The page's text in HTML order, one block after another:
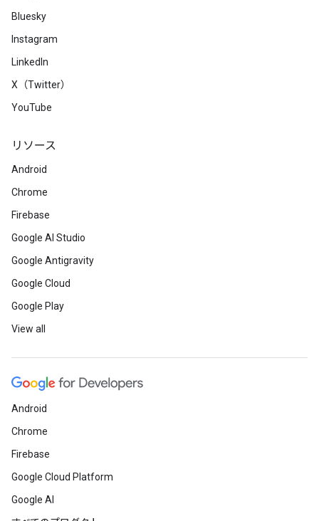
Bluesky
Instagram
LinkedIn
X（Twitter）
YouTube
リソース
Android
Chrome
Firebase
Google AI Studio
Google Antigravity
Google Cloud
Google Play
View all
Android
Chrome
Firebase
Google Cloud Platform
Google AI